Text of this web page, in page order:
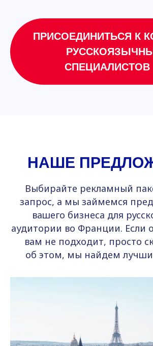
ПРИСОЕДИНИТЬСЯ К
СПЕЦИАЛИСТОВ
НАШЕ
Выбирайте рекламный
запрос, а мы займемся
вашего бизнеса для
аудитории во Франции. Если
вам не подходит, просто
об этом, мы найдем